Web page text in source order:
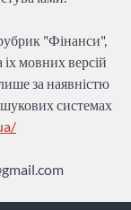
"Фінанси",
мовних версій
за наявністю
системах